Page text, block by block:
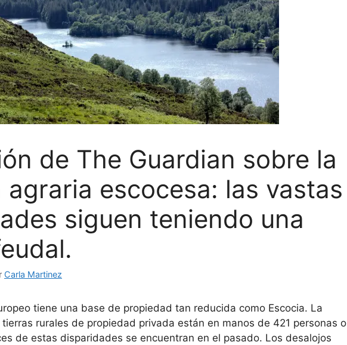
de The Guardian sobre la
agraria escocesa: las vastas
siguen teniendo una
Carla Martinez
tiene una base de propiedad tan reducida como Escocia. La
rurales de propiedad privada están en manos de 421 personas o
de estas disparidades se encuentran en el pasado. Los desalojos